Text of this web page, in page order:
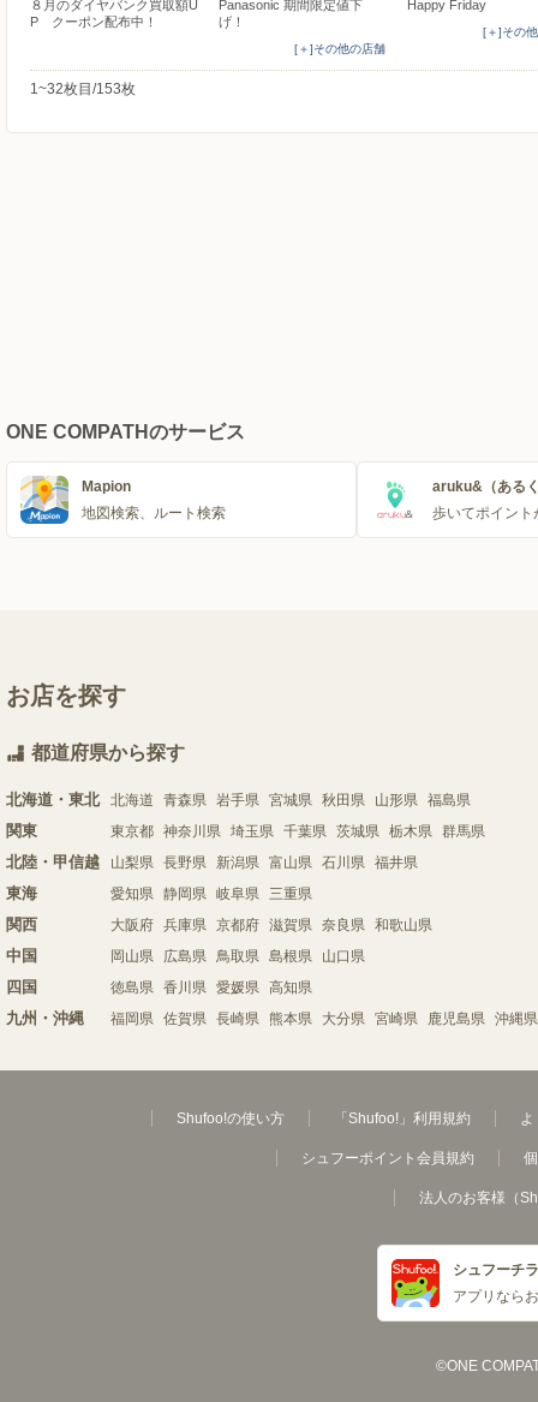
８月のダイヤバンク買取額U
P クーポン配布中！
Panasonic 期間限定値下
げ！
[＋]その他の店舗
Happy Friday
[＋]その
1~32枚目/153枚
ONE COMPATHのサービス
Mapion
地図検索、ルート検索
aruku&（ある
歩いてポイント
お店を探す
都道府県から探す
北海道・東北 北海道 青森県 岩手県 宮城県 秋田県 山形県 福島県
関東 東京都 神奈川県 埼玉県 千葉県 茨城県 栃木県 群馬県
北陸・甲信越 山梨県 長野県 新潟県 富山県 石川県 福井県
東海 愛知県 静岡県 岐阜県 三重県
関西 大阪府 兵庫県 京都府 滋賀県 奈良県 和歌山県
中国 岡山県 広島県 鳥取県 島根県 山口県
四国 徳島県 香川県 愛媛県 高知県
九州・沖縄 福岡県 佐賀県 長崎県 熊本県 大分県 宮崎県 鹿児島県 沖縄県
Shufoo!の使い方 「Shufoo!」利用規約 よ
シュフーポイント会員規約
法人のお客様（
シュフーチ
アプリなら
©ONE